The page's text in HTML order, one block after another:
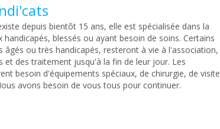
depuis bientôt 15 ans, elle est spécialisée dans la
handicapés, blessés ou ayant besoin de soins. Certains
âgés ou très handicapés, resteront à vie à l'association,
et des traitement jusqu'à la fin de leur jour. Les
besoin d'équipements spéciaux, de chirurgie, de visite
avons besoin de vous tous pour continuer.